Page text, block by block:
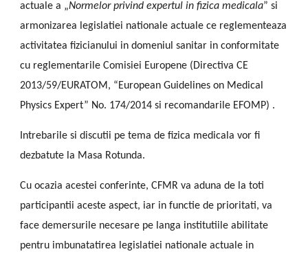
actuale a „Normelor privind expertul in fizica medicala” si
armonizarea legislatiei nationale actuale ce reglementeaza
activitatea fizicianului in domeniul sanitar in conformitate
cu reglementarile Comisiei Europene (Directiva CE
2013/59/EURATOM, “European Guidelines on Medical
Physics Expert” No. 174/2014 si recomandarile EFOMP) .
Intrebarile si discutii pe tema de fizica medicala vor fi
dezbatute la Masa Rotunda.
Cu ocazia acestei conferinte, CFMR va aduna de la toti
participantii aceste aspect, iar in functie de prioritati, va
face demersurile necesare pe langa institutiile abilitate
pentru imbunatatirea legislatiei nationale actuale in